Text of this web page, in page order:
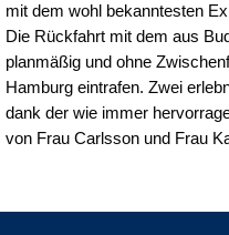
mit dem wohl bekanntesten
Die Rückfahrt mit dem aus
planmäßig und ohne
Hamburg eintrafen. Zwei
dank der wie immer
von Frau Carlsson und Frau